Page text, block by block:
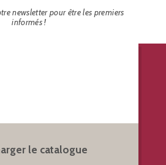
newsletter pour être les premiers
informés !
le catalogue